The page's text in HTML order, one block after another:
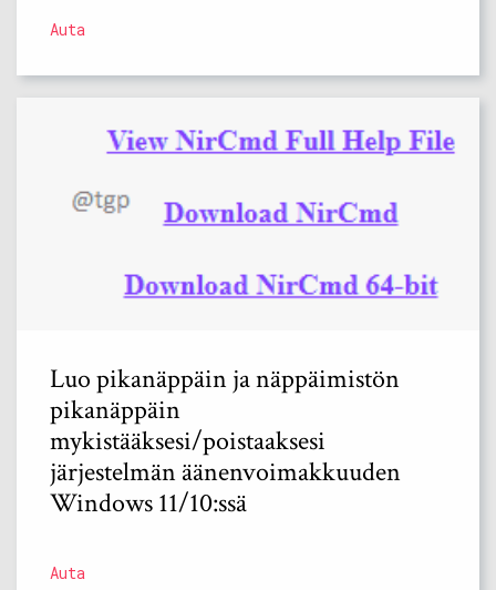
Auta
Luo pikanäppäin ja näppäimistön
pikanäppäin
mykistääksesi/poistaaksesi
järjestelmän äänenvoimakkuuden
Windows 11/10:ssä
Auta